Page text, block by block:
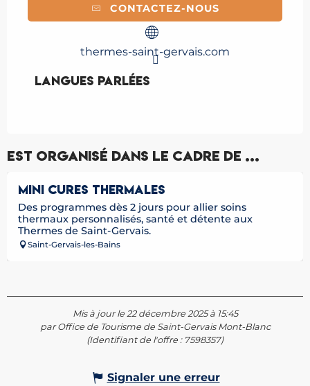
CONTACTEZ-NOUS
thermes-saint-gervais.com
Langues parlées
Langues parlées
Est organisé dans le cadre de ...
MINI CURES THERMALES
Des programmes dès 2 jours pour allier soins
thermaux personnalisés, santé et détente aux
Thermes de Saint-Gervais.
Saint-Gervais-les-Bains
Mis à jour le 22 décembre 2025 à 15:45
par Office de Tourisme de Saint-Gervais Mont-Blanc
(Identifiant de l'offre : 7598357)
Signaler une erreur